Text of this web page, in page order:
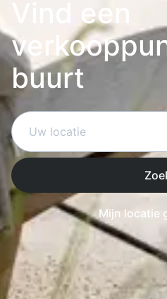
Vind een
buurt
Mijn locatie